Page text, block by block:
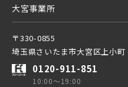
東武日光線
小学校
大宮事業所
〒330-0855
埼玉県さいたま市大宮区上小町
0120-911-851
10:00～19:00